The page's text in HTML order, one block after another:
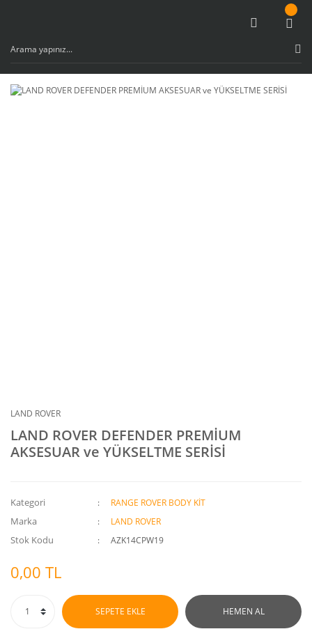
LAND ROVER
LAND ROVER DEFENDER PREMİUM
AKSESUAR ve YÜKSELTME SERİSİ
Kategori RANGE ROVER BODY KİT
Marka LAND ROVER
Stok Kodu AZK14CPW19
0,00 TL
SEPETE EKLE HEMEN AL